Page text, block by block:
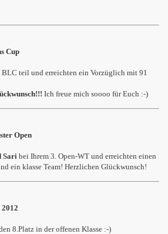
Cup
BLC teil und erreichten ein Vorzüglich mit 91
Ich freue mich soooo für Euch :-)
Open
Sari bei Ihrem 3. Open-WT und erreichten einen
ein klasse Team! Herzlichen Glückwunsch!
8.Platz in der offenen Klasse :-)